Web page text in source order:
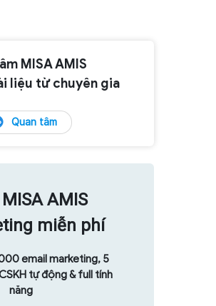
MISA AMIS
liệu từ chuyên gia
Quan tâm
AMIS
miễn phí
email marketing, 5
tự động & full tính
năng